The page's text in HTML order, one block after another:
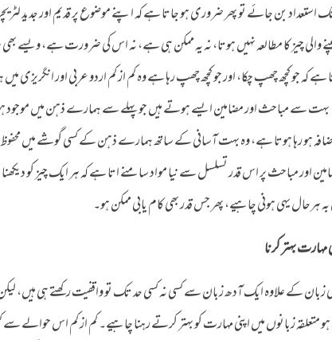
بن جائے تو پھر ضروری ہو جاتا ہے کہ اپنے موضوع پر قدیم اور جدید
والی چیز کا مطالعہ نہیں ہوتا، نہ یہ ممکن ہی ہے، نہ اس کی ضرورت ہے، ویسے
کہ جو کچھ چھپ چکا، اور جو کچھ چھپ رہا ہے وہ کم از کم اردو عربی اور
سے مباحث اور مضامین ایسے ہوتے ہیں جو پہلے سے ہمارے ذہن میں موجود
ہو رہا ہوتا ہے، وہ بہت آسانی کے ساتھ ہمارے ذہن کے کسی گوشے میں
اور مباحث پر اس قدر تسلسل سے نیا مواد سامنے اتا ہے کہ ہر ایک چیز کو
یہی ہونی چاہیے، پھر جس قدر بھی کام یابی ممکن ہو۔
بہتر کرنا
زبان کے علاوہ ایک آدھ زبان سے کسی نہ کسی حد تک تو واقفیت رکھتے ہی ہیں،
متعلقہ زبانوں میں اپنی مہارت کو بہتر کرتے رہنا چاہیے۔ کم از کم اس حوالے